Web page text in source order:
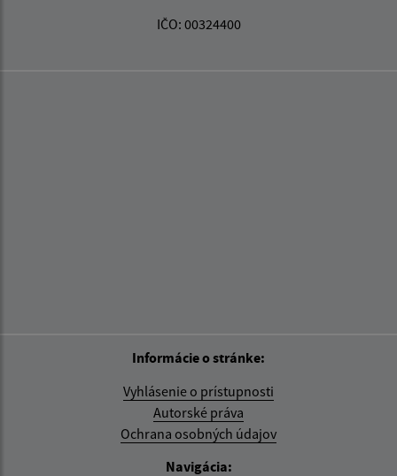
IČO: 00324400
Informácie o stránke:
Vyhlásenie o prístupnosti
Autorské práva
Ochrana osobných údajov
Navigácia: